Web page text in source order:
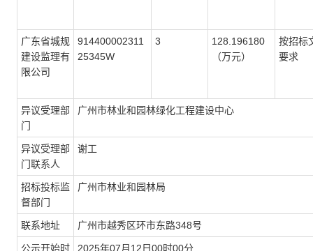
广东省城规
建设监理有
限公司
914400002311
25345W
3
128.196180
（万元）
按招标
要求
异议受理部
门
广州市林业和园林绿化工程建设中心
异议受理部
门联系人
谢工
招标投标监
督部门
广州市林业和园林局
联系地址 广州市越秀区环市东路348号
公示开始时
2025年07月12日00时00分